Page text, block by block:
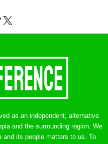
X
as an independent, alternative
and the surrounding region. We
and its people matters to us. To